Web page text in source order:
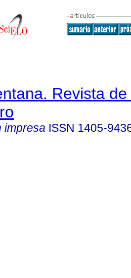
Revista
impresa ISSN 1405-